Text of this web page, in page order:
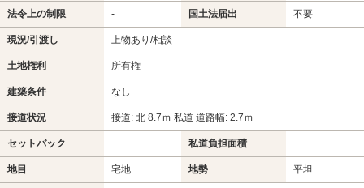
法令上の制限 - 国土法届出 不要
現況/引渡し 上物あり/相談
土地権利 所有権
建築条件 なし
接道状況 接道: 北 8.7ｍ 私道 道路幅: 2.7ｍ
セットバック - 私道負担面積 -
地目 宅地 地勢 平坦